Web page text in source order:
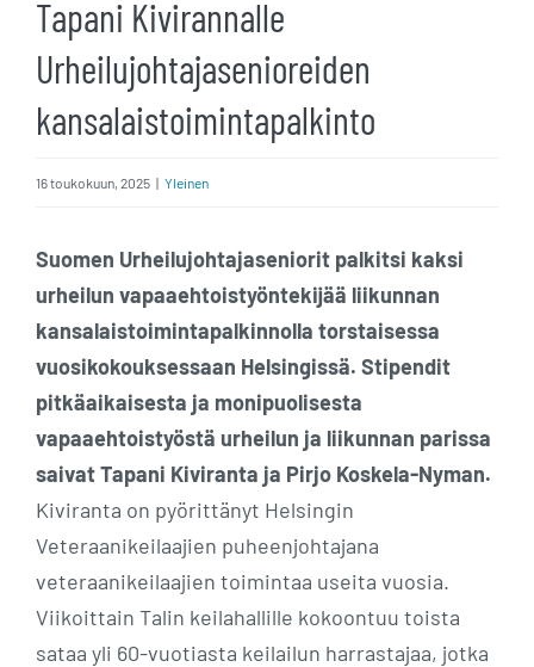
Tapani Kivirannalle
Urheilujohtajasenioreiden
kansalaistoimintapalkinto
16 toukokuun, 2025 | Yleinen
Suomen Urheilujohtajaseniorit palkitsi kaksi
urheilun vapaaehtoistyöntekijää liikunnan
kansalaistoimintapalkinnolla torstaisessa
vuosikokouksessaan Helsingissä. Stipendit
pitkäaikaisesta ja monipuolisesta
vapaaehtoistyöstä urheilun ja liikunnan parissa
saivat Tapani Kiviranta ja Pirjo Koskela-Nyman.
Kiviranta on pyörittänyt Helsingin
Veteraanikeilaajien puheenjohtajana
veteraanikeilaajien toimintaa useita vuosia.
Viikoittain Talin keilahallille kokoontuu toista
sataa yli 60-vuotiasta keilailun harrastajaa, jotka